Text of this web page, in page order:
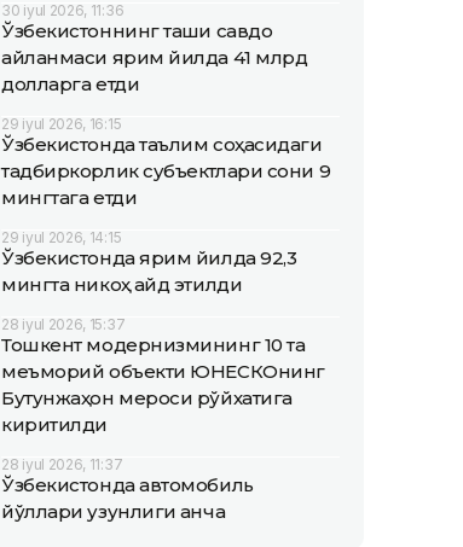
30 iyul 2026, 11:36
Ўзбекистоннинг ташқи савдо
айланмаси ярим йилда 41 млрд
долларга етди
29 iyul 2026, 16:15
Ўзбекистонда таълим соҳасидаги
тадбиркорлик субъектлари сони 9
мингтага етди
29 iyul 2026, 14:15
Ўзбекистонда ярим йилда 92,3
мингта никоҳ қайд этилди
28 iyul 2026, 15:37
Тошкент модернизмининг 10 та
меъморий объекти ЮНEСКОнинг
Бутунжаҳон мероси рўйхатига
киритилди
28 iyul 2026, 11:37
Ўзбекистонда автомобиль
йўллари узунлиги қанча